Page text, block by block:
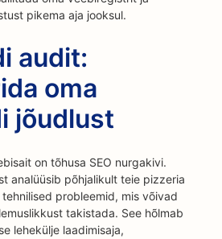
pikema aja jooksul.
audit:
oma
jõudlust
on tõhusa SEO nurgakivi.
analüüsib põhjalikult teie pizzeria
probleemid, mis võivad
takistada. See hõlmab
lehekülje laadimisaja,